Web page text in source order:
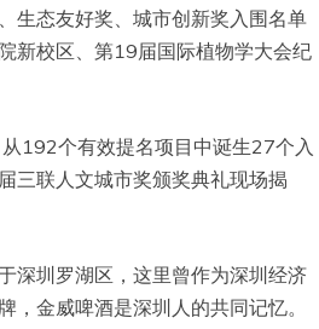
态友好奖、城市创新奖入围名单
新校区、第19届国际植物学大会纪
192个有效提名项目中诞生27个入
三联人文城市奖颁奖典礼现场揭
深圳罗湖区，这里曾作为深圳经济
金威啤酒是深圳人的共同记忆。